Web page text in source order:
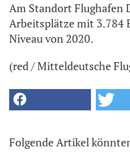
Am Standort Flughafen
Arbeitsplätze mit 3.784
Niveau von 2020.
(red / Mitteldeutsche
Folgende Artikel